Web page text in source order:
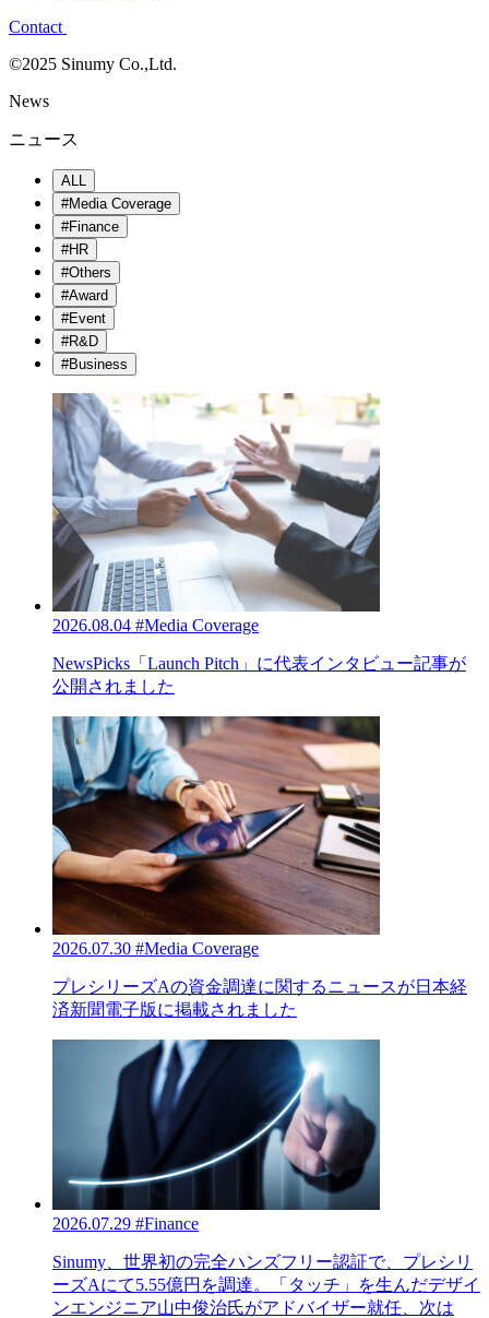
Contact
©2025 Sinumy Co.,Ltd.
News
ニュース
ALL
#Media Coverage
#Finance
#HR
#Others
#Award
#Event
#R&D
#Business
2026.08.04 #Media Coverage
NewsPicks「Launch Pitch」に代表インタビュー記事が
公開されました
2026.07.30 #Media Coverage
プレシリーズAの資金調達に関するニュースが日本経
済新聞電子版に掲載されました
2026.07.29 #Finance
Sinumy、世界初の完全ハンズフリー認証で、プレシリ
ーズAにて5.55億円を調達。「タッチ」を生んだデザイ
ンエンジニア山中俊治氏がアドバイザー就任、次は